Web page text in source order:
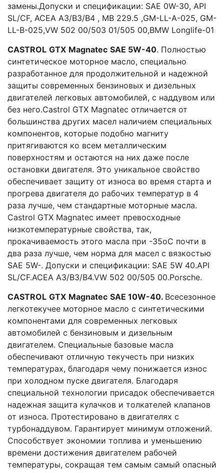
замены.Допуски и спецификации: SAE 0W-30, API
SL/CF, ACEA A3/B3/B4 , MB 229.5 ,GM-LL-A-025, GM-
LL-B-025,VW 502 00/503 01/505 00,BMW Longlife-01
CASTROL GTX Magnatec SAE 5W-40. Полностью
синтетическое моторное масло, специально
разработанное для продолжительной и надежной
защиты современных бензиновых и дизельных
двигателей легковых автомобилей, с наддувом или
без него.Castrol GTX Magnatec отличается от
большинства других масел наличием специальных
компонентов, которые подобно магниту
притягиваются ко всем металлическим
поверхностям и остаются на них даже после
остановки двигателя. Это уникальное свойство
обеспечивает защиту от износа во время старта и
прогрева двигателя до рабочих температур в 4
раза лучше, чем стандартные моторные масла.
Castrol GTX Magnatec имеет превосходные
низкотемпературные свойства, так,
прокачиваемость этого масла при -35оС почти в
два раза лучше, чем норма для масел с вязкостью
SAE 5W-. Допуски и спецификации: SAE 5W 40.API
SL/CF.ACEA A3/B3/B4.VW 502 00/505 00.Porsche.
CASTROL GTX Magnatec SAE 10W-40. Всесезонное
легкотекучее моторное масло с синтетическими
компонентами для современных легковых
автомобилей с бензиновым и дизельным
двигателем. Специальные базовые масла
обеспечивают отличную текучесть при низких
температурах, благодаря чему понижается износ
при холодном пуске двигателя. Благодаря
специальной технологии присадок обеспечивается
надежная защита кулачков и толкателей клапанов
от износа. Протестировано в двигателях с
турбонаддувом. Гарантирует минимум отложений.
Способствует экономии топлива и уменьшению
времени достижения двигателем рабочей
температуры, сокращая тем самым самый опасный